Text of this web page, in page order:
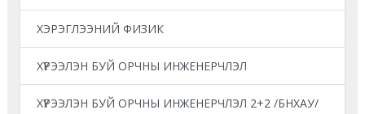
ХЭРЭГЛЭЭНИЙ ФИЗИК
ХҮРЭЭЛЭН БУЙ ОРЧНЫ ИНЖЕНЕРЧЛЭЛ
ХҮРЭЭЛЭН БУЙ ОРЧНЫ ИНЖЕНЕРЧЛЭЛ 2+2 /БНХАУ/